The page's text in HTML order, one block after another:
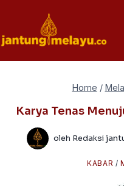
content
Home /
Karya Tenas
oleh Redaksi
KABAR /